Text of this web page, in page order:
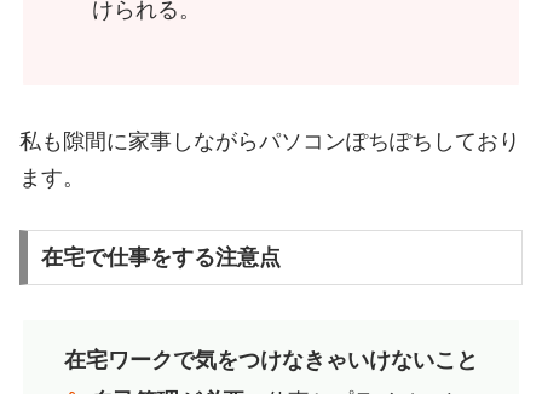
けられる。
私も隙間に家事しながらパソコンぽちぽちしており
ます。
在宅で仕事をする注意点
在宅ワークで気をつけなきゃいけないこと